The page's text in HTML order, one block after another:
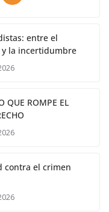
entre el
la incertidumbre
QUE ROMPE EL
contra el crimen